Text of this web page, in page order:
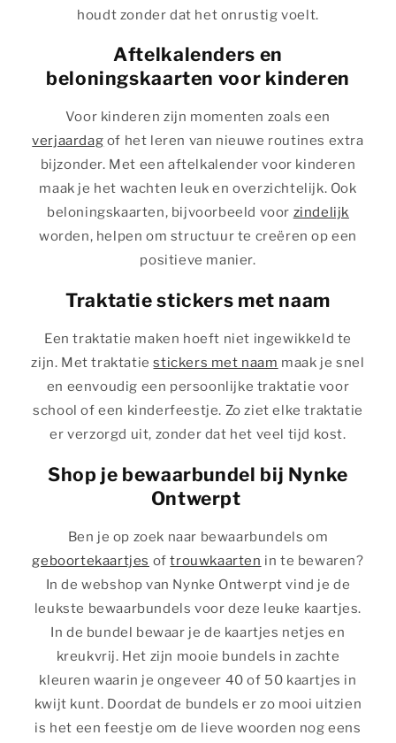
houdt zonder dat het onrustig voelt.
Aftelkalenders en
beloningskaarten voor kinderen
Voor kinderen zijn momenten zoals een
verjaardag of het leren van nieuwe routines extra
bijzonder. Met een aftelkalender voor kinderen
maak je het wachten leuk en overzichtelijk. Ook
beloningskaarten, bijvoorbeeld voor zindelijk
worden, helpen om structuur te creëren op een
positieve manier.
Traktatie stickers met naam
Een traktatie maken hoeft niet ingewikkeld te
zijn. Met traktatiestickers met naam maak je snel
en eenvoudig een persoonlijke traktatie voor
school of een kinderfeestje. Zo ziet elke traktatie
er verzorgd uit, zonder dat het veel tijd kost.
Shop je bewaarbundel bij Nynke
Ontwerpt
Ben je op zoek naar bewaarbundels om
geboortekaartjes oftrouwkaarten in te bewaren?
In de webshop van Nynke Ontwerpt vind je de
leukste bewaarbundels voor deze leuke kaartjes.
In de bundel bewaar je de kaartjes netjes en
kreukvrij. Het zijn mooie bundels in zachte
kleuren waarin je ongeveer 40 of 50 kaartjes in
kwijt kunt. Doordat de bundels er zo mooi uitzien
is het een feestje om de lieve woorden nog eens